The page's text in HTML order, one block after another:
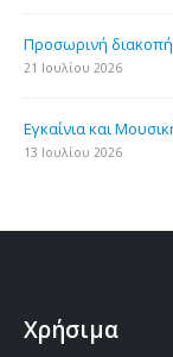
Προσωρινή
21 Ιουλίου 2026
Εγκαίνια και
13 Ιουλίου 2026
Χρήσιμα